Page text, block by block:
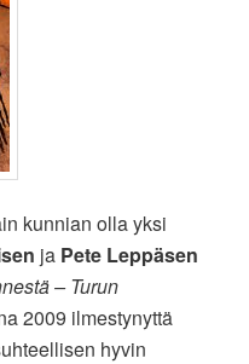
kunnian olla yksi
ja Pete Leppäsen
– Turun
2009 ilmestynyttä
hyvin